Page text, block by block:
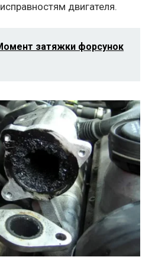
двигателя.
затяжки форсунок